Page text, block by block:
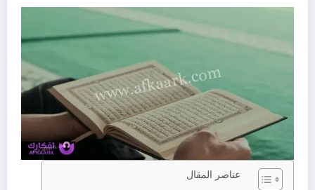
عناصر المقال